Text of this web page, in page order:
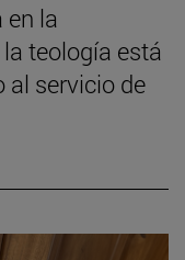
en la
teología está
al servicio de